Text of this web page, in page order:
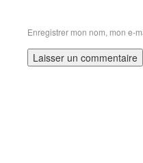
Enregistrer mon nom, mon e-